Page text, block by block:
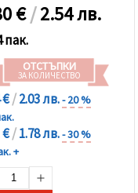
€/2.54 лв.
пак.
ОТСТЪПКИ
ЗА КОЛИЧЕСТВО
€/2.03 лв.- 20 %
€/1.78 лв.- 30 %
+